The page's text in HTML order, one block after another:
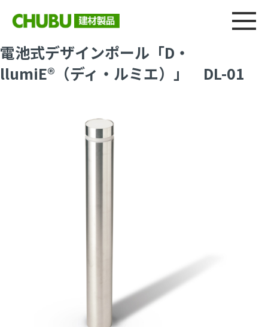
総合
電池式デザインポール「D・
llumiE®（ディ・ルミエ）」 DL-01